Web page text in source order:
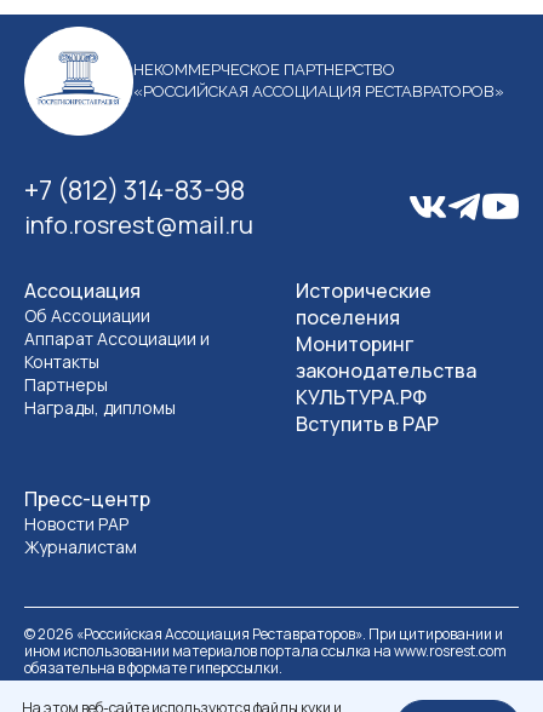
На этом веб-сайте используются файлы куки и
НЕКОММЕРЧЕСКОЕ ПАРТНЕРСТВО
«РОССИЙСКАЯ АССОЦИАЦИЯ РЕСТАВРАТОРОВ»
+7 (812) 314-83-98
info.rosrest@mail.ru
Ассоциация
Об Ассоциации
Аппарат Ассоциации и
Контакты
Партнеры
Награды, дипломы
Пресс-центр
Новости РАР
Журналистам
Исторические
поселения
Мониторинг
законодательства
КУЛЬТУРА.РФ
Вступить в РАР
©2026 «Российская Ассоциация Реставраторов». При цитировании и
ином использовании материалов портала ссылка на www.rosrest.com
обязательна в формате гиперссылки.
Политика обработки персональных данных
Разработка сайта